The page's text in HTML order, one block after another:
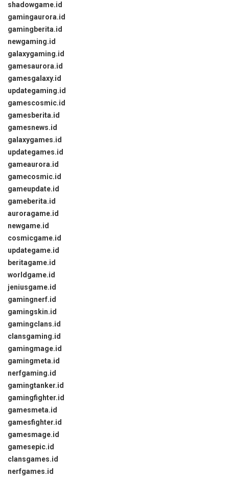
shadowgame.id
gamingaurora.id
gamingberita.id
newgaming.id
galaxygaming.id
gamesaurora.id
gamesgalaxy.id
updategaming.id
gamescosmic.id
gamesberita.id
gamesnews.id
galaxygames.id
updategames.id
gameaurora.id
gamecosmic.id
gameupdate.id
gameberita.id
auroragame.id
newgame.id
cosmicgame.id
updategame.id
beritagame.id
worldgame.id
jeniusgame.id
gamingnerf.id
gamingskin.id
gamingclans.id
clansgaming.id
gamingmage.id
gamingmeta.id
nerfgaming.id
gamingtanker.id
gamingfighter.id
gamesmeta.id
gamesfighter.id
gamesmage.id
gamesepic.id
clansgames.id
nerfgames.id